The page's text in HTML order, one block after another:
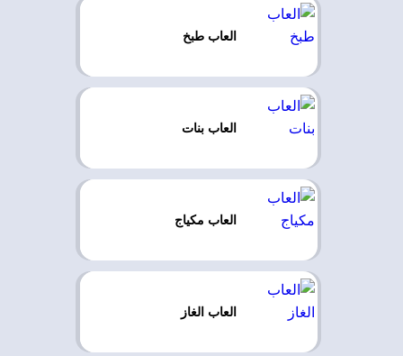
العاب طبخ
العاب بنات
العاب مكياج
العاب الغاز